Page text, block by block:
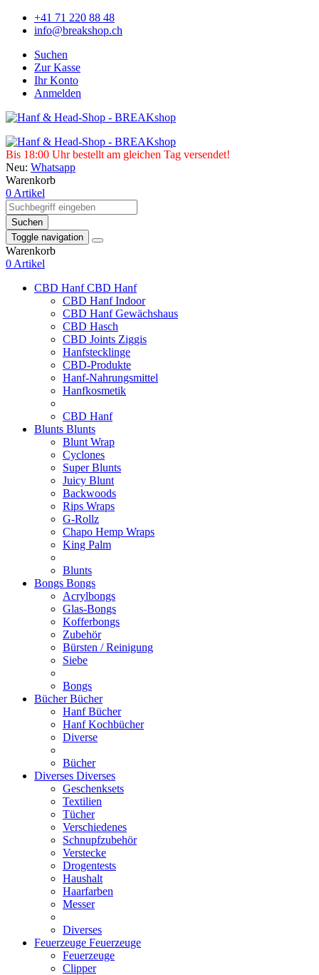
+41 71 220 88 48
info@breakshop.ch
Suchen
Zur Kasse
Ihr Konto
Anmelden
Bis 18:00 Uhr bestellt am gleichen Tag versendet!
Neu: Whatsapp
Warenkorb
0 Artikel
Suchen
Toggle navigation
Warenkorb
0 Artikel
CBD HanfCBD Hanf
CBD Hanf Indoor
CBD Hanf Gewächshaus
CBD Hasch
CBD Joints Ziggis
Hanfstecklinge
CBD-Produkte
Hanf-Nahrungsmittel
Hanfkosmetik
CBD Hanf
Blunts Blunts
Blunt Wrap
Cyclones
Super Blunts
Juicy Blunt
Backwoods
Rips Wraps
G-Rollz
Chapo Hemp Wraps
King Palm
Blunts
Bongs Bongs
Acrylbongs
Glas-Bongs
Kofferbongs
Zubehör
Bürsten / Reinigung
Siebe
Bongs
BücherBücher
Hanf Bücher
Hanf Kochbücher
Diverse
Bücher
Diverses Diverses
Geschenksets
Textilien
Tücher
Verschiedenes
Schnupfzubehör
Verstecke
Drogentests
Haushalt
Haarfarben
Messer
Diverses
Feuerzeuge Feuerzeuge
Feuerzeuge
Clipper